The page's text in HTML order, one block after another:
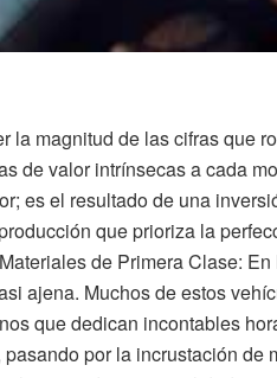
la magnitud de las cifras que
de valor intrínsecas a cada
es el resultado de una
que prioriza la
de Primera Clase:
ajena. Muchos de estos
que dedican incontables
por la incrustación